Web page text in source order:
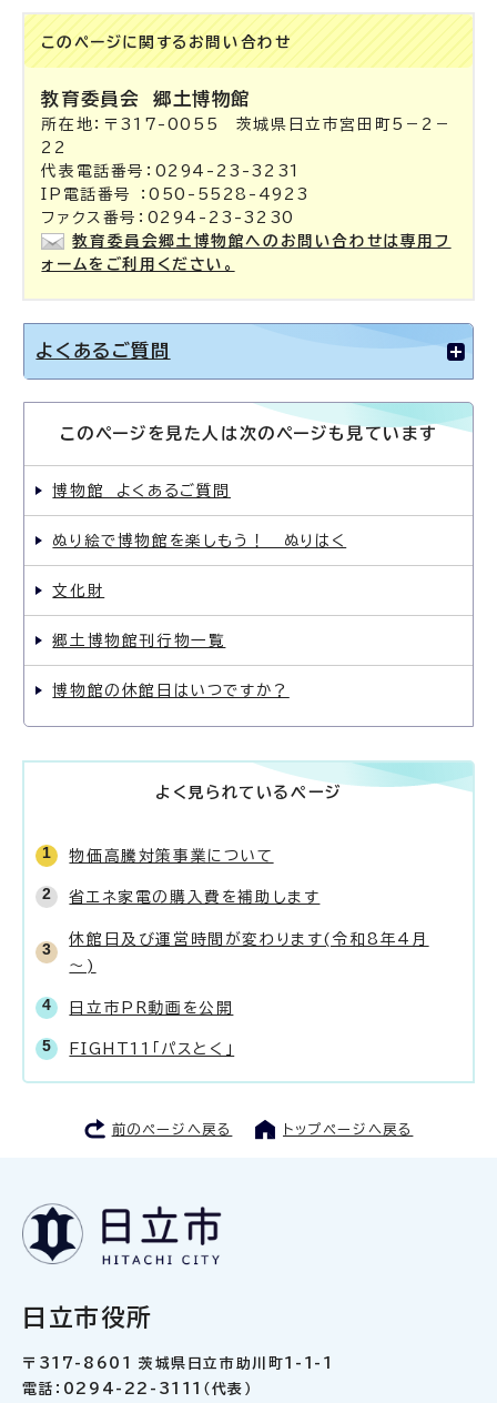
このページに関する お問い合わせ
教育委員会郷土博物館
所在地：〒317-0055 茨城県日立市宮田町5－2－
22
代表電話番号：0294-23-3231
IP電話番号 ：050-5528-4923
ファクス番号：0294-23-3230
教育委員会郷土博物館へのお問い合わせは専用フ
ォームをご利用ください。
よくあるご質問
このページを見た人は次のページも見ています
博物館 よくあるご質問
ぬり絵で博物館を楽しもう！ ぬりはく
文化財
郷土博物館刊行物一覧
博物館の休館日はいつですか？
よく見られているページ
物価高騰対策事業について
省エネ家電の購入費を補助します
休館日及び運営時間が変わります(令和8年4月
～)
日立市PR動画を公開
FIGHT11「パスとく」
前のページへ戻る トップページへ戻る
日立市役所
〒317-8601 茨城県日立市助川町1-1-1
電話：0294-22-3111（代表）